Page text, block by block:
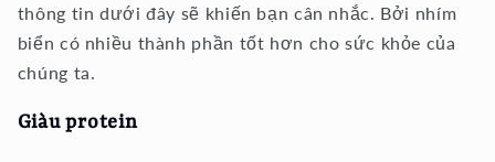
thông tin dưới đây sẽ khiến bạn cân nhắc. Bởi nhím
biển có nhiều thành phần tốt hơn cho sức khỏe của
chúng ta.
Giàu protein